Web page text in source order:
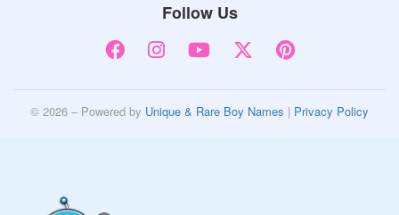
Follow Us
© 2026 – Powered by Unique & Rare Boy Names | Privacy Policy